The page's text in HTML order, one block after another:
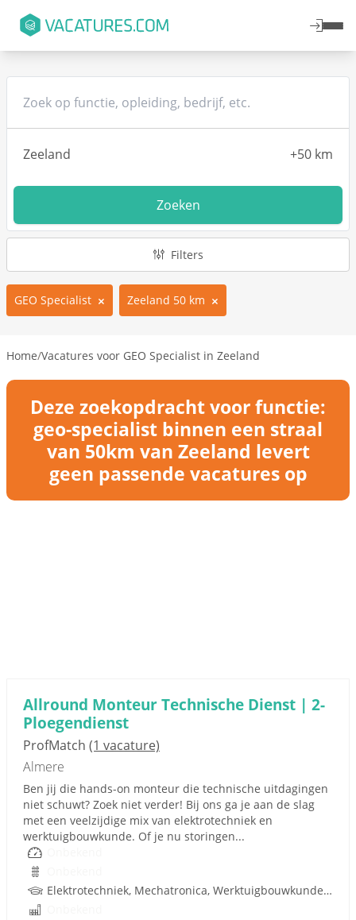
Zoeken
Filters
GEO Specialist Zeeland 50 km
Home/Vacatures voor GEO Specialist in Zeeland
Deze zoekopdracht voor functie:
geo-specialist binnen een straal
van 50km van Zeeland levert
geen passende vacatures op
Allround Monteur Technische Dienst | 2-
Ploegendienst
ProfMatch (1 vacature)
Almere
Ben jij die hands-on monteur die technische uitdagingen
niet schuwt? Zoek niet verder! Bij ons ga je aan de slag
met een veelzijdige mix van elektrotechniek en
werktuigbouwkunde. Of je nu storingen...
Elektrotechniek, Mechatronica, Werktuigbouwkunde, Hydrauliek